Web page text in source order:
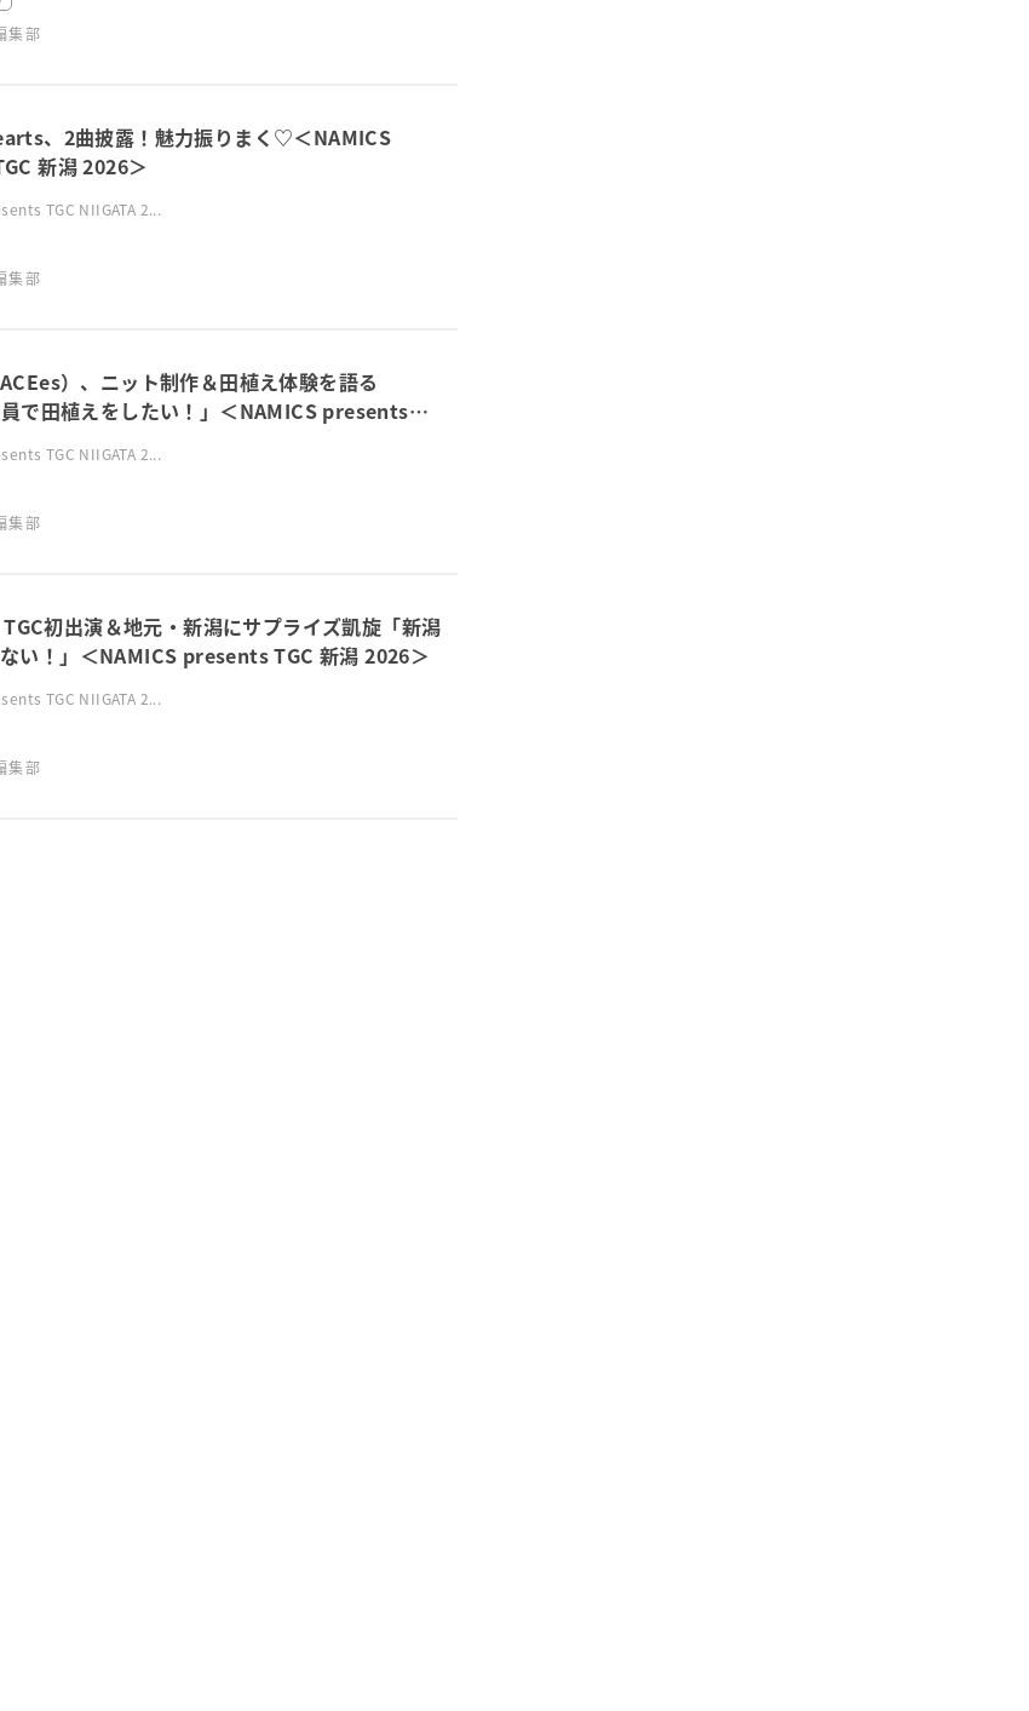
集部
、2曲披露！魅力振りまく♡＜NAMICS
新潟 2026＞
TGC NIIGATA 2...
集部
）、ニット制作＆田植え体験を語る
員で田植えをしたい！」＜NAMICS presents
＞TGC NIIGATA 2...
集部
初出演＆地元・新潟にサプライズ凱旋「新潟
い！」＜NAMICS presents TGC 新潟 2026＞
TGC NIIGATA 2...
集部